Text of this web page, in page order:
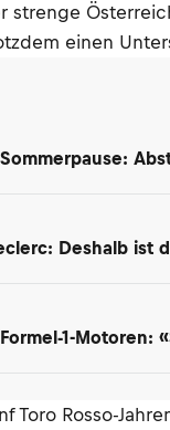
einen
Deshalb ist
1-Motoren:
Toro Rosso-